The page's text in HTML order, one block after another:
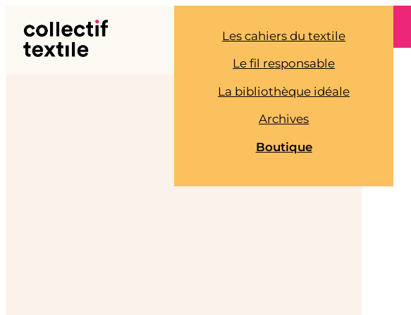
contenu
Les cahiers du textile
Le fil responsable
La bibliothèque idéale
Archives
Boutique